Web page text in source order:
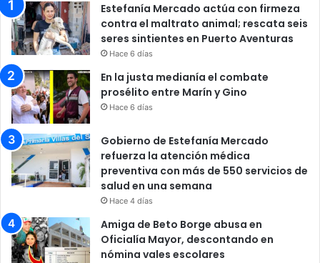
Estefanía Mercado actúa con firmeza
contra el maltrato animal; rescata seis
seres sintientes en Puerto Aventuras
Hace 6 días
En la justa medianía el combate
prosélito entre Marín y Gino
Hace 6 días
Gobierno de Estefanía Mercado
refuerza la atención médica
preventiva con más de 550 servicios de
salud en una semana
Hace 4 días
Amiga de Beto Borge abusa en
Oficialía Mayor, descontando en
nómina vales escolares